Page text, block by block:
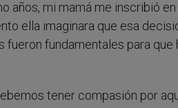
años, mi mamá me inscribió
ella imaginara que esa
fundamentales para que
tener compasión por